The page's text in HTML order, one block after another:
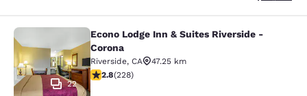
Econo Lodge Inn & Suites Riverside
22
Econo Lodge Inn & Suites Riverside -
Corona
Riverside, CA
47.25 km
classificação 2.76 estrelas. Razoável. 228 avaliações
2.8(228)